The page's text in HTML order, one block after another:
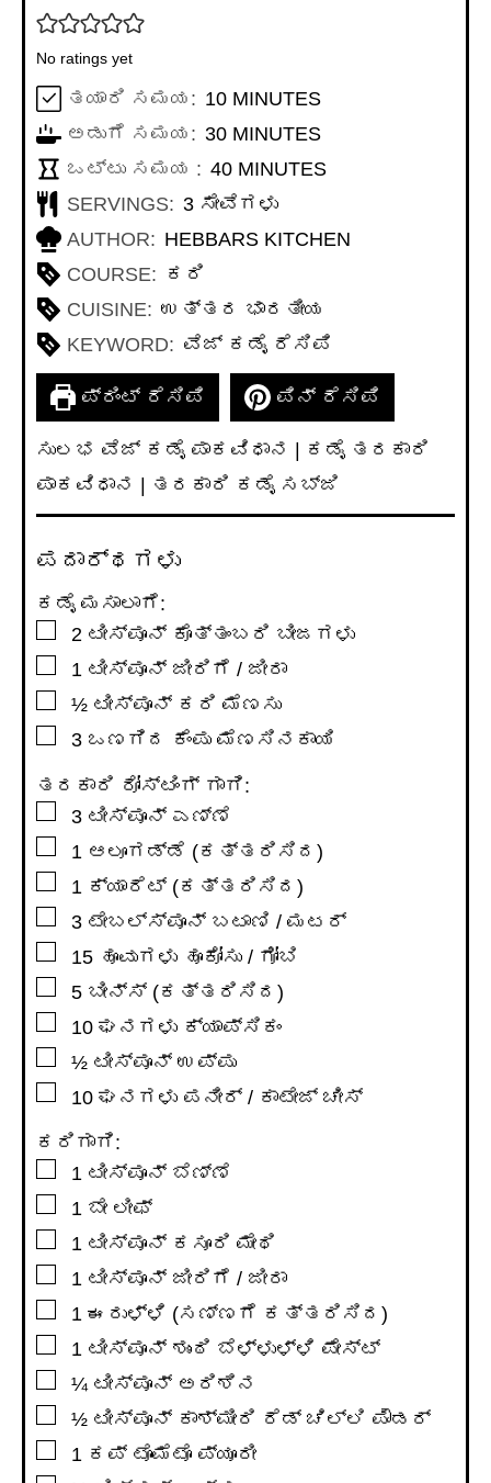
No ratings yet
ತಯಾರಿ ಸಮಯ: 10MINUTES
MINUTES
ಅಡುಗೆ ಸಮಯ: 30MINUTES
MINUTES
ಒಟ್ಟು ಸಮಯ : 40MINUTES
MINUTES
SERVINGS: 3 ಸೇವೆಗಳು
AUTHOR: HEBBARS KITCHEN
COURSE: ಕರಿ
CUISINE: ಉತ್ತರ ಭಾರತೀಯ
KEYWORD: ವೆಜ್ ಕಡೈ ರೆಸಿಪಿ
ಪ್ರಿಂಟ್ ರೆಸಿಪಿ ಪಿನ್ ರೆಸಿಪಿ
ಸುಲಭ ವೆಜ್ ಕಡೈ ಪಾಕವಿಧಾನ | ಕಡೈ ತರಕಾರಿ
ಪಾಕವಿಧಾನ | ತರಕಾರಿ ಕಡೈ ಸಬ್ಜಿ
ಪದಾರ್ಥಗಳು
ಕಡೈ ಮಸಾಲಾಗೆ:
▢2 ಟೀಸ್ಪೂನ್ ಕೊತ್ತಂಬರಿ ಬೀಜಗಳು
▢1 ಟೀಸ್ಪೂನ್ ಜೀರಿಗೆ / ಜೀರಾ
▢½ ಟೀಸ್ಪೂನ್ ಕರಿ ಮೆಣಸು
▢3 ಒಣಗಿದ ಕೆಂಪು ಮೆಣಸಿನಕಾಯಿ
ತರಕಾರಿ ರೋಸ್ಟಿಂಗ್ ಗಾಗಿ:
▢3 ಟೀಸ್ಪೂನ್ ಎಣ್ಣೆ
▢1 ಆಲೂಗಡ್ಡೆ (ಕತ್ತರಿಸಿದ)
▢1 ಕ್ಯಾರೆಟ್ (ಕತ್ತರಿಸಿದ)
▢3 ಟೇಬಲ್ಸ್ಪೂನ್ ಬಟಾಣಿ / ಮಟರ್
▢15 ಹೂವುಗಳು ಹೂಕೋಸು / ಗೋಬಿ
▢5 ಬೀನ್ಸ್ (ಕತ್ತರಿಸಿದ)
▢10 ಘನಗಳು ಕ್ಯಾಪ್ಸಿಕಂ
▢½ ಟೀಸ್ಪೂನ್ ಉಪ್ಪು
▢10 ಘನಗಳು ಪನೀರ್ / ಕಾಟೇಜ್ ಚೀಸ್
ಕರಿಗಾಗಿ:
▢1 ಟೀಸ್ಪೂನ್ ಬೆಣ್ಣೆ
▢1 ಬೇ ಲೀಫ್
▢1 ಟೀಸ್ಪೂನ್ ಕಸೂರಿ ಮೇಥಿ
▢1 ಟೀಸ್ಪೂನ್ ಜೀರಿಗೆ / ಜೀರಾ
▢1 ಈರುಳ್ಳಿ (ಸಣ್ಣಗೆ ಕತ್ತರಿಸಿದ)
▢1 ಟೀಸ್ಪೂನ್ ಶುಂಠಿ ಬೆಳ್ಳುಳ್ಳಿ ಪೇಸ್ಟ್
▢¼ ಟೀಸ್ಪೂನ್ ಅರಿಶಿನ
▢½ ಟೀಸ್ಪೂನ್ ಕಾಶ್ಮೀರಿ ರೆಡ್ ಚಿಲ್ಲಿ ಪೌಡರ್
▢1 ಕಪ್ ಟೊಮೆಟೊ ಪ್ಯೂರೀ